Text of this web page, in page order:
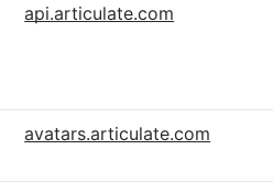
api.articulate.com
avatars.articulate.com